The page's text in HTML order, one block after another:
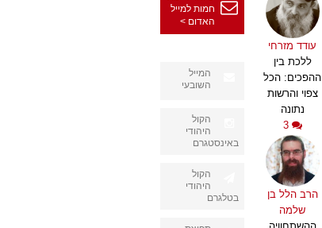
עודד מזרחי
ללכת בין
ההפכים: הכל
צפוי והרשות
נתונה
3
הרב הלל בן
שלמה
חמות למייל
האדום >
המייל
השובעי
הקול
היהודי
באינסטגרם
הקול
היהודי
בטלגרם